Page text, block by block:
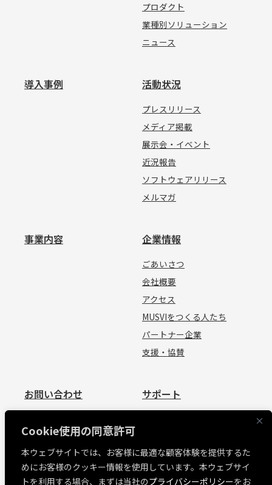
Cookie使用の同意許可
本ウェブサイトでは、お客様に最適な顧客体験を提供するた
めにお客様のクッキー情報を使用しています。本ウェブサイ
トを利用する場合、まずは当社のプライバシーポリシーをお
プロダクト
業種別ソリューション
ニュース
導入事例 活動状況
プレスリリース
メディア掲載
展示会・イベント
近況報告
ソフトウェアリリース
メルマガ
事業内容 企業情報
ごあいさつ
会社概要
アクセス
MUSVIをつくる人たち
パートナー企業
支援・協賛
お問い合わせ
見積依頼
サポート
お問い合わせ
MUSVI BASE ログイン